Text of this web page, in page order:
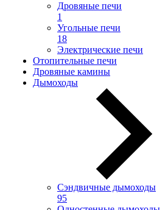
Дровяные печи
1
Угольные печи
18
Электрические печи
Отопительные печи
Дровяные камины
Дымоходы
Сэндвичные дымоходы
95